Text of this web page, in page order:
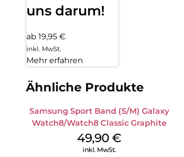
uns darum!
ab 19,95 €
inkl. MwSt.
Mehr erfahren
Ähnliche Produkte
Samsung Sport Band (S/M) Galaxy
Watch8/Watch8 Classic Graphite
49,90€
inkl. MwSt.